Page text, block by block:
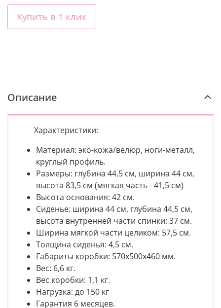
Купить в 1 клик
Описание
Характеристики:
Материал: эко-кожа/велюр, ноги-металл,
круглый профиль.
Размеры: глубина 44,5 см, ширина 44 см,
высота 83,5 см (мягкая часть - 41,5 см)
Высота основания: 42 см.
Сиденье: ширина 44 см, глубина 44,5 см,
высота внутренней части спинки: 37 см.
Ширина мягкой части целиком: 57,5 см.
Толщина сиденья: 4,5 см.
Габариты коробки: 570х500х460 мм.
Вес: 6,6 кг.
Вес коробки: 1,1 кг.
Нагрузка: до 150 кг
Гарантия 6 месяцев.